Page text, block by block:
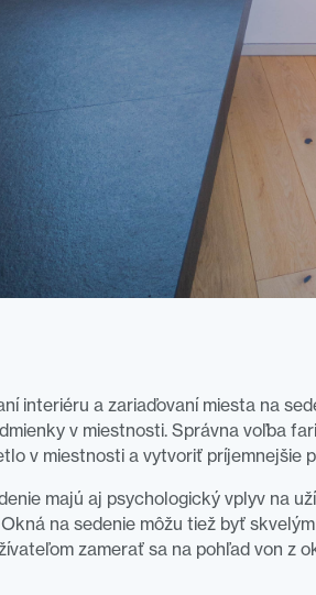
interiéru a zariaďovaní miesta na
v miestnosti. Správna voľba
v miestnosti a vytvoriť príjemnejšie
majú aj psychologický vplyv na
na sedenie môžu tiež byť
zamerať sa na pohľad von z